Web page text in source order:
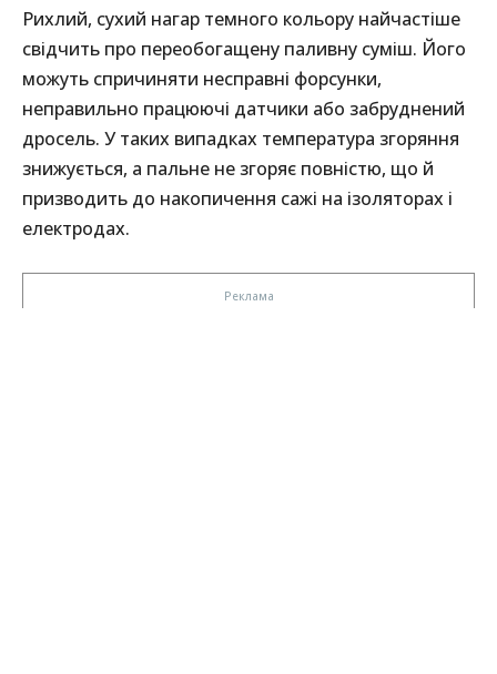
Рихлий, сухий нагар темного кольору найчастіше
свідчить про переобогащену паливну суміш. Його
можуть спричиняти несправні форсунки,
неправильно працюючі датчики або забруднений
дросель. У таких випадках температура згоряння
знижується, а пальне не згоряє повністю, що й
призводить до накопичення сажі на ізоляторах і
електродах.